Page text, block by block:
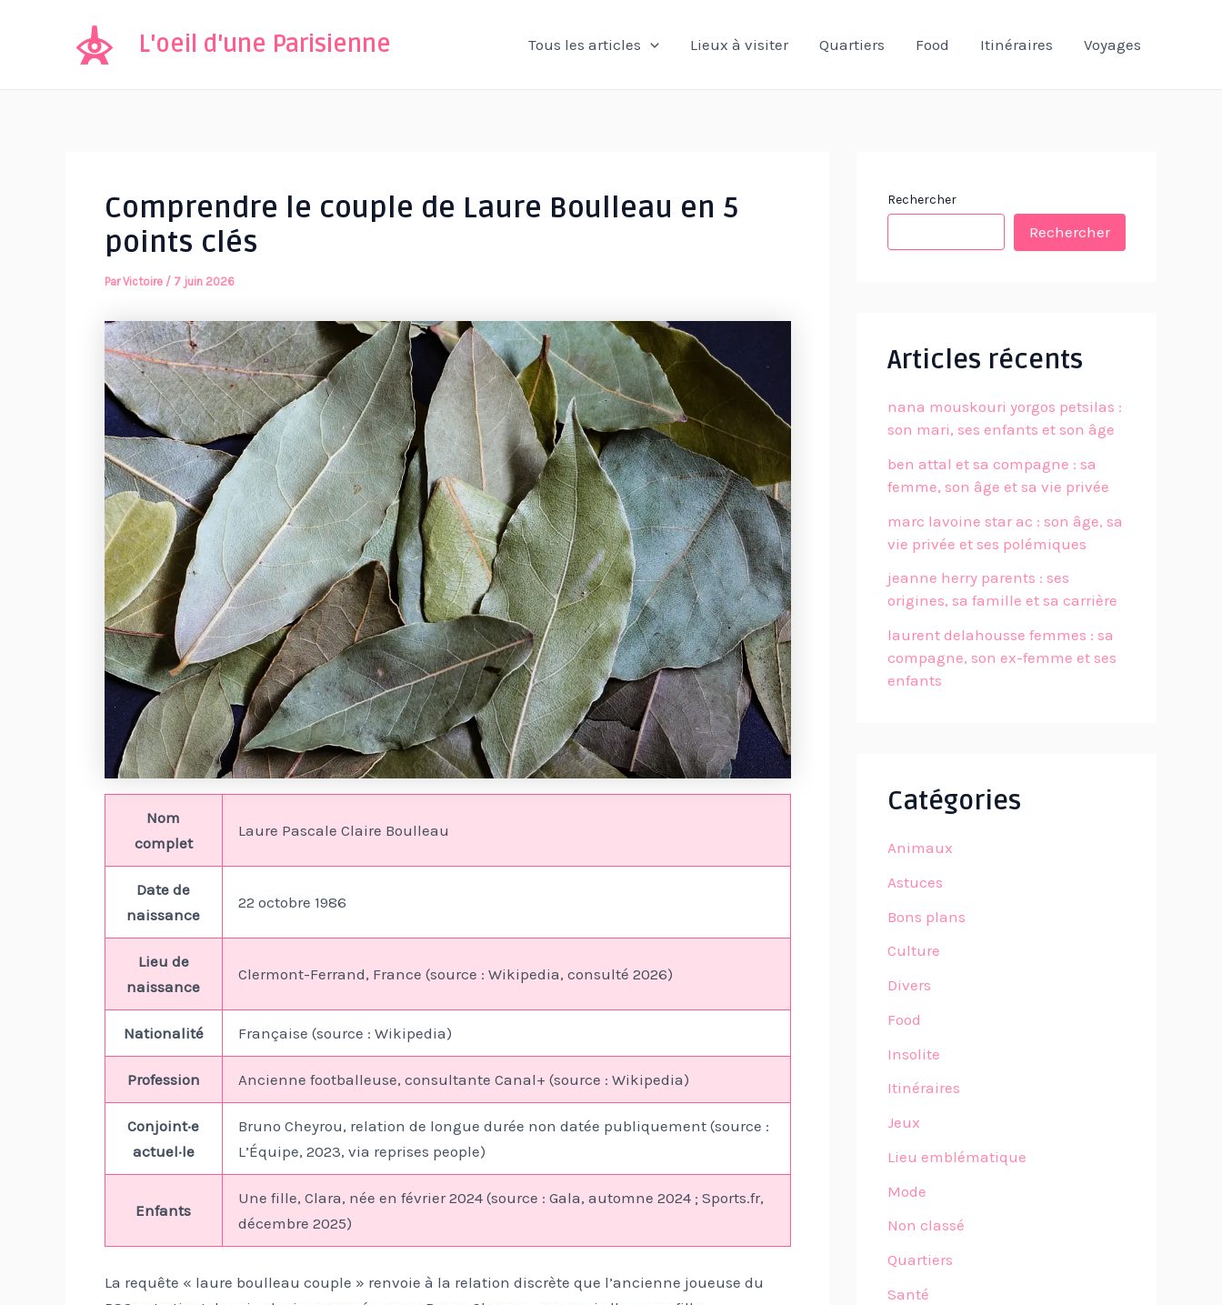
L'oeil d'une Parisienne Tous les articles Lieux à visiter Quartiers Food Itinéraires Voyages
Comprendre le couple de Laure Boulleau en 5
points clés
ParVictoire / 7 juin 2026
Nom
complet
Laure Pascale Claire Boulleau
Date de
naissance
22 octobre 1986
Lieu de
naissance
Clermont-Ferrand, France (source : Wikipedia, consulté 2026)
Nationalité Française (source : Wikipedia)
Profession Ancienne footballeuse, consultante Canal+ (source : Wikipedia)
Conjoint·e
actuel·le
Bruno Cheyrou, relation de longue durée non datée publiquement (source :
L’Équipe, 2023, via reprises people)
Enfants
Une fille, Clara, née en février 2024 (source : Gala, automne 2024 ; Sports.fr,
décembre 2025)
La requête « laure boulleau couple » renvoie à la relation discrète que l’ancienne joueuse du
Rechercher
Rechercher
Articles récents
nana mouskouri yorgos petsilas :
son mari, ses enfants et son âge
ben attal et sa compagne : sa
femme, son âge et sa vie privée
marc lavoine star ac : son âge, sa
vie privée et ses polémiques
jeanne herry parents : ses
origines, sa famille et sa carrière
laurent delahousse femmes : sa
compagne, son ex-femme et ses
enfants
Catégories
Animaux
Astuces
Bons plans
Culture
Divers
Food
Insolite
Itinéraires
Jeux
Lieu emblématique
Mode
Non classé
Quartiers
Santé